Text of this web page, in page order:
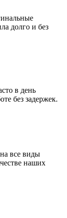
долго и без
в день
без задержек.
все виды
наших